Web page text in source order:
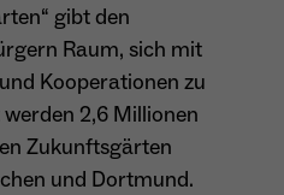
gibt den
Raum, sich mit
Kooperationen zu
2,6 Millionen
Zukunftsgärten
und Dortmund.